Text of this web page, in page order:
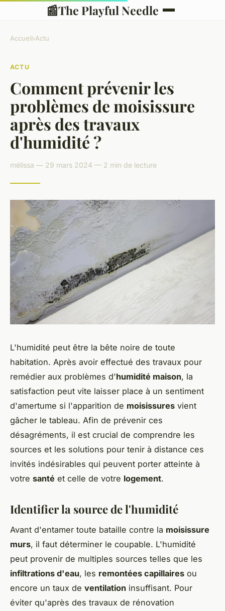
📰The Playful Needle
Accueil›Actu
ACTU
Comment prévenir les
problèmes de moisissure
après des travaux
d'humidité ?
mélissa — 29 mars 2024 — 2 min de lecture
L'humidité peut être la bête noire de toute
habitation. Après avoir effectué des travaux pour
remédier aux problèmes d'humidité maison, la
satisfaction peut vite laisser place à un sentiment
d'amertume si l'apparition de moisissures vient
gâcher le tableau. Afin de prévenir ces
désagréments, il est crucial de comprendre les
sources et les solutions pour tenir à distance ces
invités indésirables qui peuvent porter atteinte à
votre santé et celle de votre logement.
Identifier la source de l'humidité
Avant d'entamer toute bataille contre la moisissure
murs, il faut déterminer le coupable. L'humidité
peut provenir de multiples sources telles que les
infiltrations d'eau, les remontées capillaires ou
encore un taux de ventilation insuffisant. Pour
éviter qu'après des travaux de rénovation